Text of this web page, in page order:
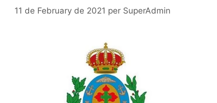
11 de February de 2021 per SuperAdmin